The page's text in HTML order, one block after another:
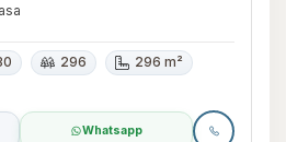
296
296 m²
Whatsapp